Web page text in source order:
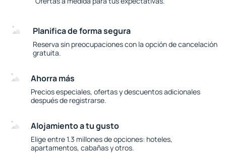
Planifica de forma segura
Reserva sin preocupaciones con la opción de cancelación
gratuita.
Ahorra más
Precios especiales, ofertas y descuentos adicionales
después de registrarse.
Alojamiento a tu gusto
Elige entre 1.3 millones de opciones: hoteles,
apartamentos, cabañas y otros.